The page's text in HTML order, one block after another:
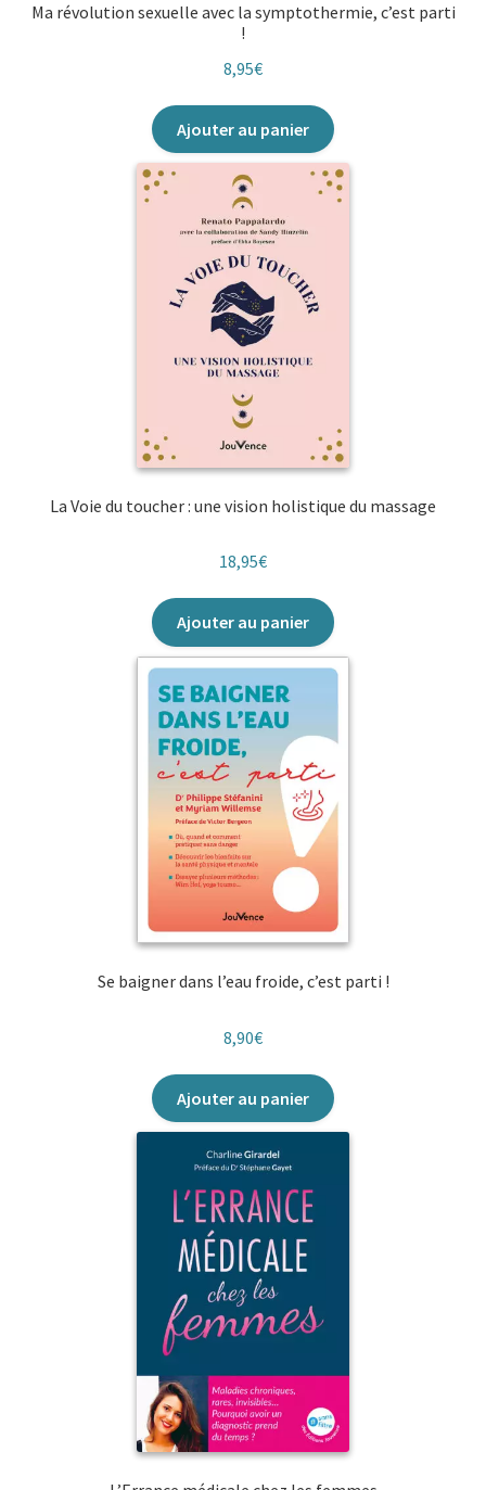
Ma révolution sexuelle avec la symptothermie, c’est parti
!
8,95€
Ajouter au panier
La Voie du toucher : une vision holistique du massage
18,95€
Ajouter au panier
Se baigner dans l’eau froide, c’est parti !
8,90€
Ajouter au panier